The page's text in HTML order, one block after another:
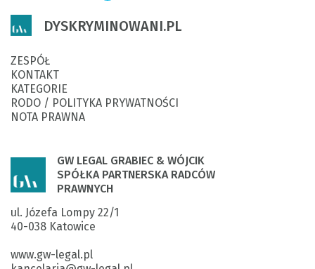
GW LEGAL GRABIEC & WÓJCIK
SPÓŁKA PARTNERSKA RADCÓW
PRAWNYCH
ul. Józefa Lompy 22/1
40-038 Katowice
www.gw-legal.pl
DYSKRYMINOWANI.PL
ZESPÓŁ
KONTAKT
KATEGORIE
RODO / POLITYKA PRYWATNOŚCI
NOTA PRAWNA